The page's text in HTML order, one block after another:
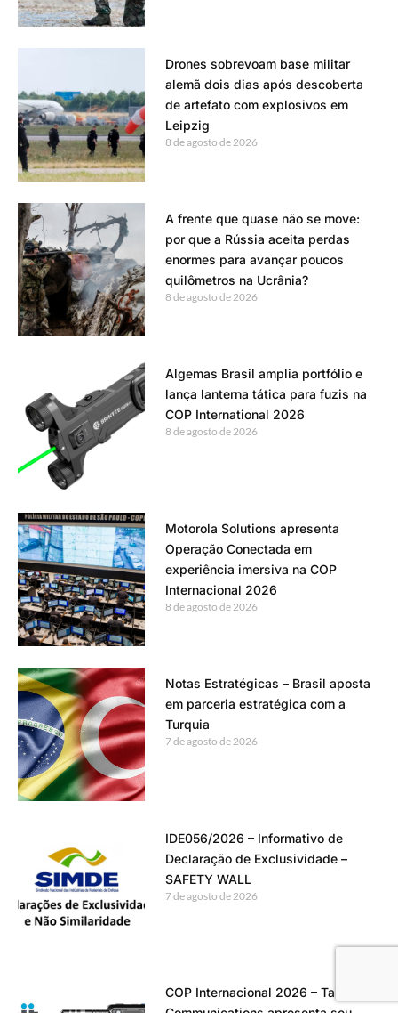
Drones sobrevoam base militar
alemã dois dias após descoberta
de artefato com explosivos em
Leipzig
8 de agosto de 2026
A frente que quase não se move:
por que a Rússia aceita perdas
enormes para avançar poucos
quilômetros na Ucrânia?
8 de agosto de 2026
Algemas Brasil amplia portfólio e
lança lanterna tática para fuzis na
COP International 2026
8 de agosto de 2026
Motorola Solutions apresenta
Operação Conectada em
experiência imersiva na COP
Internacional 2026
8 de agosto de 2026
Notas Estratégicas – Brasil aposta
em parceria estratégica com a
Turquia
7 de agosto de 2026
IDE056/2026 – Informativo de
Declaração de Exclusividade –
SAFETY WALL
7 de agosto de 2026
COP Internacional 2026 – Tait